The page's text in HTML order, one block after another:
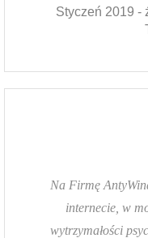
Styczeń 2019 -
Na Firmę
internecie, w
wytrzymałości